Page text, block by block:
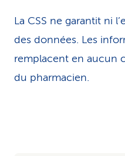
La CSS ne garantit ni
des données. Les
remplacent en aucun
du pharmacien.